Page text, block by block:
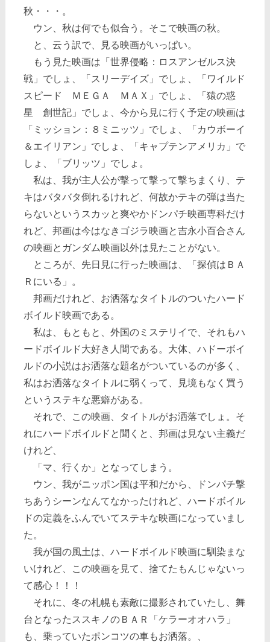
秋・・・。
ウン、秋は何でも似合う。そこで映画の秋。
と、云う訳で、見る映画がいっぱい。
もう見た映画は「世界侵略：ロスアンゼルス決
戦」でしょ、「スリーデイズ」でしょ、「ワイルド
スピード ＭＥＧＡ ＭＡＸ」でしょ、「猿の惑
星 創世記」でしょ、今から見に行く予定の映画は
「ミッション：８ミニッツ」でしょ、「カウボーイ
＆エイリアン」でしょ、「キャプテンアメリカ」で
しょ、「ブリッツ」でしょ。
私は、我が主人公が撃って撃って撃ちまくり、テ
キはバタバタ倒れるけれど、何故かテキの弾は当た
らないというスカッと爽やかドンパチ映画専科だけ
れど、邦画は今はなきゴジラ映画と吉永小百合さん
の映画とガンダム映画以外は見たことがない。
ところが、先日見に行った映画は、「探偵はＢＡ
Ｒにいる」。
邦画だけれど、お洒落なタイトルのついたハード
ボイルド映画である。
私は、もともと、外国のミステリイで、それもハ
ードボイルド大好き人間である。大体、ハドーボイ
ルドの小説はお洒落な題名がついているのが多く、
私はお洒落なタイトルに弱くって、見境もなく買う
というステキな悪癖がある。
それで、この映画、タイトルがお洒落でしょ。そ
れにハードボイルドと聞くと、邦画は見ない主義だ
けれど、
「マ、行くか」となってしまう。
ウン、我がニッポン国は平和だから、ドンパチ撃
ちあうシーンなんてなかったけれど、ハードボイル
ドの定義をふんでいてステキな映画になっていまし
た。
我が国の風土は、ハードボイルド映画に馴染まな
いけれど、この映画を見て、捨てたもんじゃないっ
て感心！！！
それに、冬の札幌も素敵に撮影されていたし、舞
台となったススキノのＢＡＲ「ケラーオオハラ」
も、乗っていたポンコツの車もお洒落。、